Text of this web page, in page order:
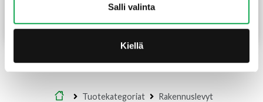
Salli valinta
Kiellä
Lue lisää
17,00
Lue lisää
Etusivu
Tuotekategoriat Rakennuslevyt